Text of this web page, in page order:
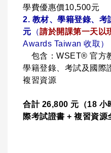
學費優惠價10,500元
2. 教材、學籍登錄、
元 （請於開課第一天以
Awards Taiwan 收取）
包含：WSET® 官方
學籍登錄、考試及國際
複習資源
合計 26,800 元（18 小
際考試證書 + 複習資源